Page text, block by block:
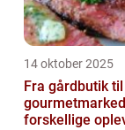
14 oktober 2025
Fra gårdbutik til
forskellige